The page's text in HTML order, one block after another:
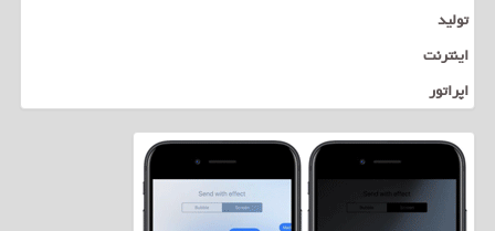
تولید
اینترنت
اپراتور